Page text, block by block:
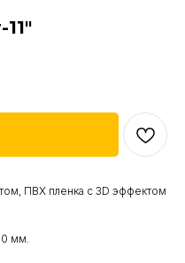
ПВХ пленка с 3D эффектом
мм.